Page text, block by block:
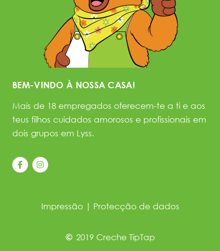
BEM-VINDO À NOSSA CASA!
Mais de 18 empregados oferecem-te a ti e aos
teus filhos cuidados amorosos e profissionais em
dois grupos em Lyss.
Impressão| Protecção de dados
2019 Creche TipTap